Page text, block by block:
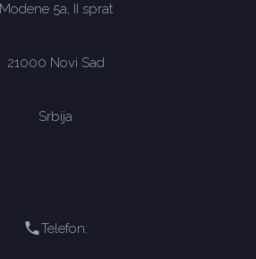
Modene 5a, II sprat
21000 Novi Sad
Srbija
Telefon: